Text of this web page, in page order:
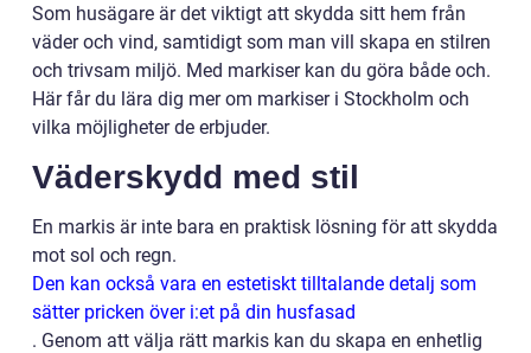
Som husägare är det viktigt att skydda sitt hem från
väder och vind, samtidigt som man vill skapa en stilren
och trivsam miljö. Med markiser kan du göra både och.
Här får du lära dig mer om markiser i Stockholm och
vilka möjligheter de erbjuder.
Väderskydd med stil
En markis är inte bara en praktisk lösning för att skydda
mot sol och regn.
Den kan också vara en estetiskt tilltalande detalj som
sätter pricken över i:et på din husfasad
. Genom att välja rätt markis kan du skapa en enhetlig